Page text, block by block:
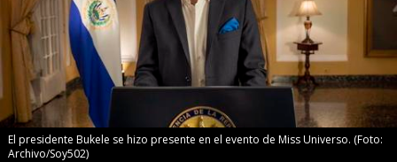
El presidente Bukele se hizo presente en el evento de Miss Universo. (Foto:
Archivo/Soy502)